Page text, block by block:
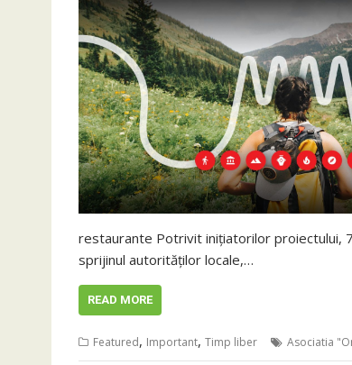
restaurante Potrivit inițiatorilor proiectului,
sprijinul autorităților locale,…
READ MORE
Featured, Important, Timp liber Asociatia